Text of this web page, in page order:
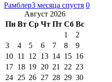
Рамблер3 месяца спустя 0
Август 2026
Пн Вт Ср Чт Пт Сб Вс
1
2
3
4 5 6 7 8
9
10 11 12 13 14 15 16
17 18 19 20 21 22 23
24 25 26 27 28 29 30